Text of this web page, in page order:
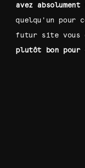
avez
quelqu'un pour
futur site vous
plutôt bon pour